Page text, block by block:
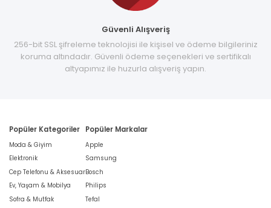
Güvenli Alışveriş
256-bit SSL şifreleme teknolojisi ile kişisel ve ödeme bilgileriniz
koruma altındadır. Güvenli ödeme seçenekleri ve sertifikalı
altyapımız ile huzurla alışveriş yapın.
Popüler Kategoriler
Moda & Giyim
Elektronik
Cep Telefonu & Aksesuar
Ev, Yaşam & Mobilya
Sofra & Mutfak
Popüler Markalar
Apple
Samsung
Bosch
Philips
Tefal